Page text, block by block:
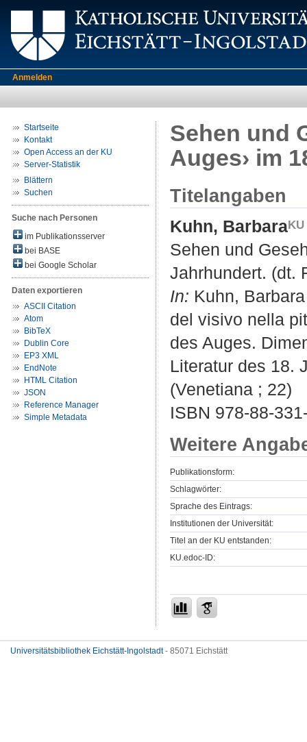
Anmelden
Startseite
Kontakt
Open Access an der KU
Server-Statistik
Blättern
Suchen
Suche nach Personen
im Publikationsserver
bei BASE
bei Google Scholar
Daten exportieren
ASCII Citation
Atom
BibTeX
Dublin Core
EP3 XML
EndNote
HTML Citation
JSON
Reference Manager
Simple Metadata
Sehen und
Auges› im
Titelangaben
Kuhn, Barbara
Sehen und
Jahrhundert. (dt.
In: Kuhn,
del visivo nella
des Auges.
Literatur des 18.
(Venetiana ; 22)
ISBN 978-88-
Weitere
Publikationsform:
Schlagwörter:
Sprache des Eintrags:
Institutionen der Universität:
Titel an der KU entstanden:
KU.edoc-ID:
Universitätsbibliothek Eichstätt-Ingolstadt- 85071 Eichstätt